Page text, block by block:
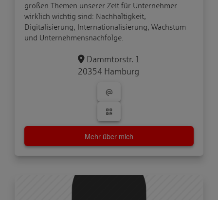
großen Themen unserer Zeit für Unternehmer
wirklich wichtig sind: Nachhaltigkeit,
Digitalisierung, Internationalisierung, Wachstum
Dammtorstr. 1
20354 Hamburg
Mehr über mich